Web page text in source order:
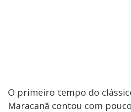
O primeiro tempo do
Maracanã contou com